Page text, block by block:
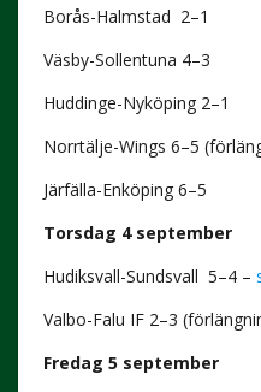
Borås-Halmstad 2–1
Väsby-Sollentuna 4–3
Huddinge-Nyköping 2–1
Norrtälje-Wings 6–5
Järfälla-Enköping 6–5
Torsdag 4 september
Hudiksvall-Sundsvall 5–4 –
Valbo-Falu IF 2–3
Fredag 5 september